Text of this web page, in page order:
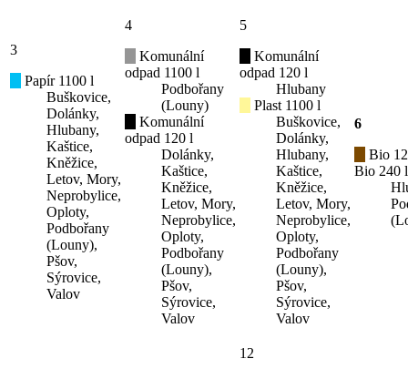
3
Papír 1100 l
Buškovice,
Dolánky,
Hlubany,
Kaštice,
Kněžice,
Letov, Mory,
Neprobylice,
Oploty,
Podbořany
(Louny),
Pšov,
Sýrovice,
Valov
4
Komunální
odpad 1100 l
Podbořany
(Louny)
Komunální
odpad 120 l
Dolánky,
Kaštice,
Kněžice,
Letov, Mory,
Neprobylice,
Oploty,
Podbořany
(Louny),
Pšov,
Sýrovice,
Valov
5
Komunální
odpad 120 l
Hlubany
Plast 1100 l
Buškovice,
Dolánky,
Hlubany,
Kaštice,
Kněžice,
Letov, Mory,
Neprobylice,
Oploty,
Podbořany
(Louny),
Pšov,
Sýrovice,
Valov
6
Bio
Bio 240 l
12